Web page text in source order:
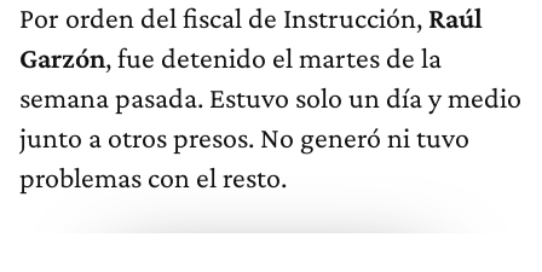
Por orden del fiscal de Instrucción, Raúl
Garzón, fue detenido el martes de la
semana pasada. Estuvo solo un día y medio
junto a otros presos. No generó ni tuvo
problemas con el resto.